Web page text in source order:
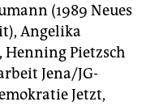
(1989 Neues
Angelika
Henning Pietzsch
Jena/JG-
Jetzt,